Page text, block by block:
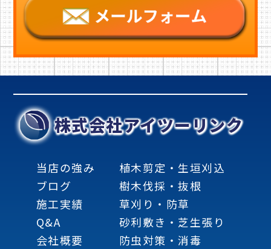
株式会社アイツーリンク
当店の強み
ブログ
施工実績
Q&A
会社概要
植木剪定・生垣刈込
樹木伐採・抜根
草刈り・防草
砂利敷き・芝生張り
防虫対策・消毒